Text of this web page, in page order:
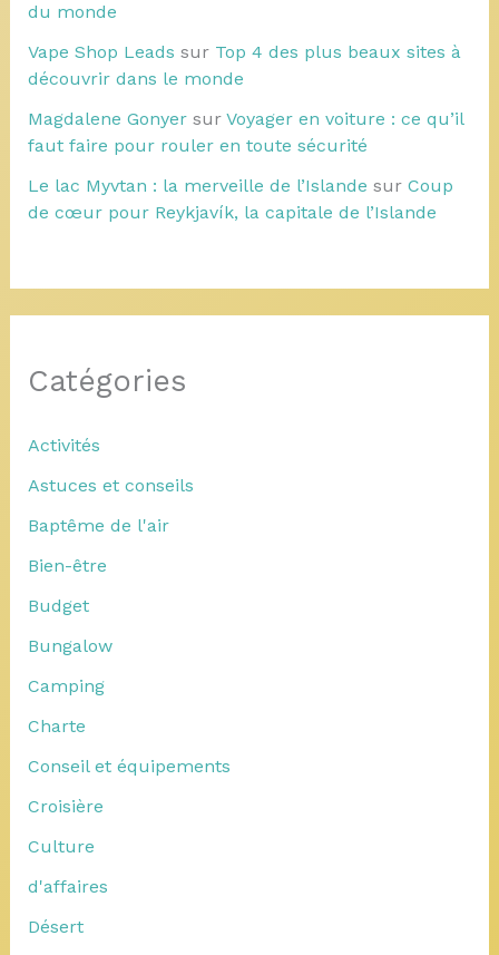
du monde
Vape Shop Leads sur Top 4 des plus beaux sites à
découvrir dans le monde
Magdalene Gonyersur Voyager en voiture : ce qu’il
faut faire pour rouler en toute sécurité
Le lac Myvtan : la merveille de l’Islande sur Coup
de cœur pour Reykjavík, la capitale de l’Islande
Catégories
Activités
Astuces et conseils
Baptême de l'air
Bien-être
Budget
Bungalow
Camping
Charte
Conseil et équipements
Croisière
Culture
d'affaires
Désert